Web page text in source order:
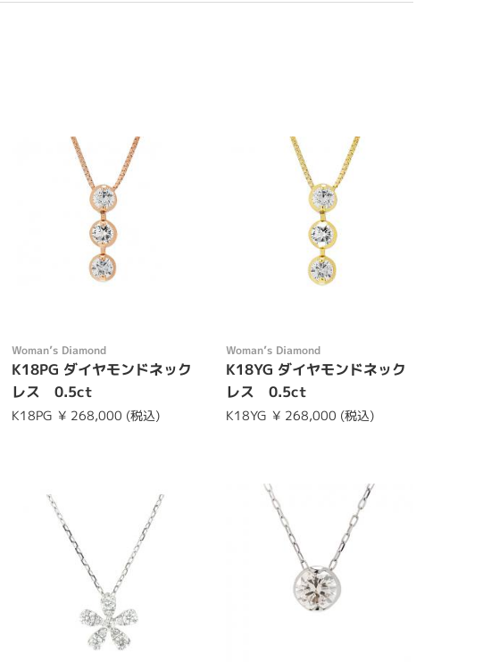
Womanʼs Diamond
K18PG ダイヤモンドネック
レス 0.5ct
K18PG ¥ 268,000 (税込)
Womanʼs Diamond
K18YG ダイヤモンドネック
レス 0.5ct
K18YG ¥ 268,000 (税込)